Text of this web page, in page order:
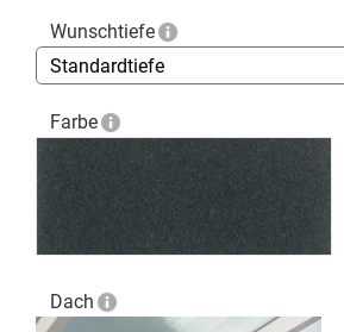
Wunschtiefe
Farbe
Dach